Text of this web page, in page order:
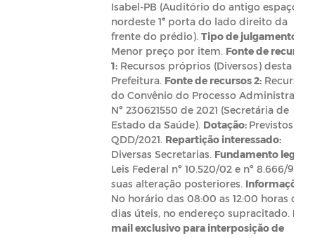
Isabel-PB (Auditório do antigo espaço
nordeste 1ª porta do lado direito da
frente do prédio). Tipo de julgamento
Menor preço por item. Fonte de recursos
1:Recursos próprios (Diversos) desta
Prefeitura. Fonte de recursos 2:Recursos
do Convênio do Processo Administrativo
Nº 230621550 de 2021 (Secretária de
Estado da Saúde). Dotação: Previstos no
QDD/2021. Repartição interessado:
Diversas Secretarias. Fundamento legal:
Leis Federal nº 10.520/02 e nº 8.666/93 e
suas alteração posteriores. Informações:
No horário das 08:00 as 12:00 horas dos
dias úteis, no endereço supracitado. E-
mail exclusivo para interposição de